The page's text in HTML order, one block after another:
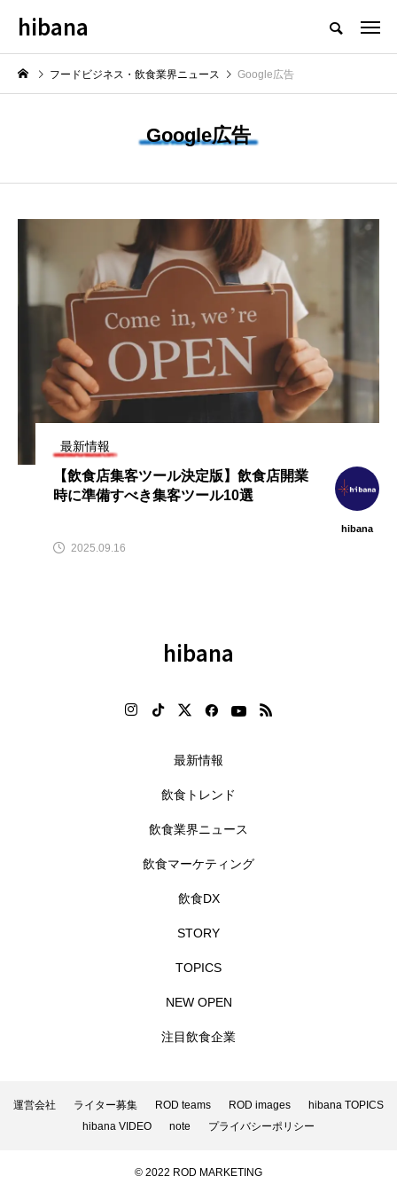
フードビジネス・飲食業界のニュースメディア
NEW POST
【hibana｜飲食ニュース最新
め記事紹介!!｜飲食情報メディア
2026.08.08
飲食マーケティング
【2026年最新】注目の飲食店フ
hibana
フードビジネス・飲食業界ニュース Google広告
Google広告
最新情報
【飲食店集客ツール決定版】飲食店開業
時に準備すべき集客ツール10選
hibana
2025.09.16
hibana
最新情報
飲食トレンド
飲食業界ニュース
飲食マーケティング
飲食DX
STORY
TOPICS
NEW OPEN
注目飲食企業
運営会社 ライター募集 ROD teams ROD images
hibana TOPICS
hibana VIDEO
note プライバシーポリシー
© 2022 ROD MARKETING